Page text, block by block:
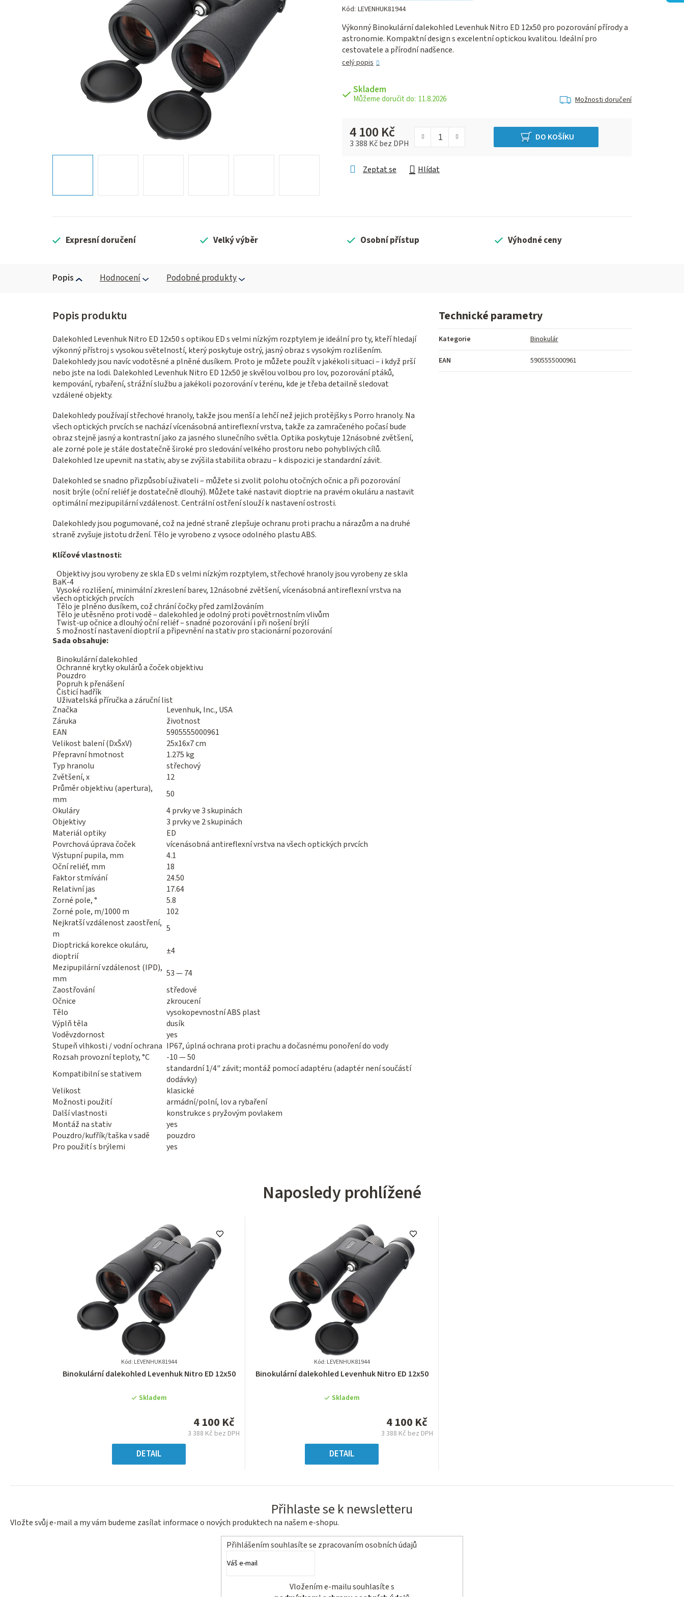
hodnocení
je
0,0
z 5
hvězdiček.
Kód: LEVENHUK81944
Výkonný Binokulární dalekohled Levenhuk Nitro ED 12x50 pro pozorování přírody a
astronomie. Kompaktní design s excelentní optickou kvalitou. Ideální pro
cestovatele a přírodní nadšence.
celý popis
Skladem
11.8.2026 Možnosti doručení
4 100 Kč
3 388 Kč bez DPH
DO KOŠÍKU
Zeptat se Hlídat
Expresní doručení Velký výběr Osobní přístup Výhodné ceny
Popis Hodnocení Podobné produkty
Dalekohled Levenhuk Nitro ED 12x50 s optikou ED s velmi nízkým rozptylem je ideální pro ty, kteří hledají
výkonný přístroj s vysokou světelností, který poskytuje ostrý, jasný obraz s vysokým rozlišením.
Dalekohledy jsou navíc vodotěsné a plněné dusíkem. Proto je můžete použít v jakékoli situaci – i když prší
nebo jste na lodi. Dalekohled Levenhuk Nitro ED 12x50 je skvělou volbou pro lov, pozorování ptáků,
kempování, rybaření, strážní službu a jakékoli pozorování v terénu, kde je třeba detailně sledovat
vzdálené objekty.
Dalekohledy používají střechové hranoly, takže jsou menší a lehčí než jejich protějšky s Porro hranoly. Na
všech optických prvcích se nachází vícenásobná antireflexní vrstva, takže za zamračeného počasí bude
obraz stejně jasný a kontrastní jako za jasného slunečního světla. Optika poskytuje 12násobné zvětšení,
ale zorné pole je stále dostatečně široké pro sledování velkého prostoru nebo pohyblivých cílů.
Dalekohled lze upevnit na stativ, aby se zvýšila stabilita obrazu – k dispozici je standardní závit.
Dalekohled se snadno přizpůsobí uživateli – můžete si zvolit polohu otočných očnic a při pozorování
nosit brýle (oční reliéf je dostatečně dlouhý). Můžete také nastavit dioptrie na pravém okuláru a nastavit
optimální mezipupilární vzdálenost. Centrální ostření slouží k nastavení ostrosti.
Dalekohledy jsou pogumované, což na jedné straně zlepšuje ochranu proti prachu a nárazům a na druhé
straně zvyšuje jistotu držení. Tělo je vyrobeno z vysoce odolného plastu ABS.
Klíčové vlastnosti:
Objektivy jsou vyrobeny ze skla ED s velmi nízkým rozptylem, střechové hranoly jsou vyrobeny ze skla
BaK-4
Vysoké rozlišení, minimální zkreslení barev, 12násobné zvětšení, vícenásobná antireflexní vrstva na
všech optických prvcích
Tělo je plněno dusíkem, což chrání čočky před zamlžováním
Tělo je utěsněno proti vodě – dalekohled je odolný proti povětrnostním vlivům
Twist-up očnice a dlouhý oční reliéf – snadné pozorování i při nošení brýlí
S možností nastavení dioptrií a připevnění na stativ pro stacionární pozorování
Sada obsahuje:
Binokulární dalekohled
Ochranné krytky okulárů a čoček objektivu
Pouzdro
Popruh k přenášení
Čisticí hadřík
Uživatelská příručka a záruční list
Značka
Levenhuk, Inc., USA
Záruka
životnost
EAN
5905555000961
Velikost balení (DxŠxV)
25x16x7 cm
Přepravní hmotnost
1.275 kg
Typ hranolu
střechový
Zvětšení, x
12
Průměr objektivu (apertura),
mm
50
Okuláry
4 prvky ve 3 skupinách
Objektivy
3 prvky ve 2 skupinách
Materiál optiky
ED
Povrchová úprava čoček
vícenásobná antireflexní vrstva na všech optických prvcích
Výstupní pupila, mm
4.1
Oční reliéf, mm
18
Faktor stmívání
24.50
Relativní jas
17.64
Zorné pole, °
5.8
Zorné pole, m/1000 m
102
Nejkratší vzdálenost zaostření,
m
5
Dioptrická korekce okuláru,
dioptrií
±4
Mezipupilární vzdálenost (IPD),
mm
53 — 74
Zaostřování
středové
Očnice
zkroucení
Tělo
vysokopevnostní ABS plast
Výplň těla
dusík
Voděvzdornost
yes
Stupeň vlhkosti / vodní ochrana IP67, úplná ochrana proti prachu a dočasnému ponoření do vody
Rozsah provozní teploty, °C
-10 — 50
Kompatibilní se stativem
standardní 1/4" závit; montáž pomocí adaptéru (adaptér není součástí
dodávky)
Velikost
klasické
Možnosti použití
armádní/polní, lov a rybaření
Další vlastnosti
konstrukce s pryžovým povlakem
Montáž na stativ
yes
Pouzdro/kufřík/taška v sadě
pouzdro
Pro použití s brýlemi
yes
Technické parametry
Kategorie Binokulár
EAN 5905555000961
Naposledy prohlížené
Kód: LEVENHUK81944
Průměrné
produktu
5
hvězdiček.
Binokulární dalekohled Levenhuk Nitro ED 12x50
Skladem
4 100 Kč
3 388 Kč bez DPH
DETAIL
Kód: LEVENHUK81944
Průměrné
produktu
5
hvězdiček.
Binokulární dalekohled Levenhuk Nitro ED 12x50
Skladem
4 100 Kč
3 388 Kč bez DPH
DETAIL
Přihlaste se k newsletteru
Vložte svůj e-mail a my vám budeme zasílat informace o nových produktech na našem e-shopu.
Přihlášením souhlasíte se zpracovaním osobních údajů